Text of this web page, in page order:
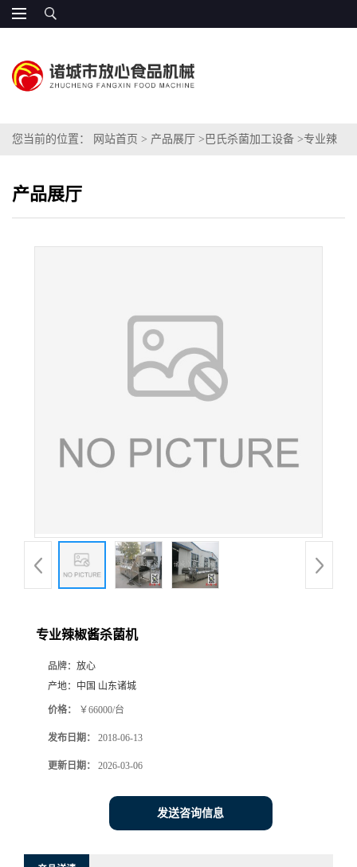
您当前的位置： 网站首页 > 产品展厅 > 巴氏杀菌加工设备 >专业辣
产品展厅
专业辣椒酱杀菌机
品牌： 放心
产地： 中国 山东诸城
价格： ￥66000/台
发布日期： 2018-06-13
更新日期： 2026-03-06
发送咨询信息